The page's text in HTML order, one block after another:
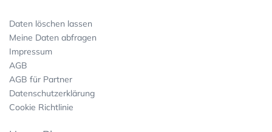
Daten löschen lassen
Meine Daten abfragen
Impressum
AGB
AGB für Partner
Datenschutzerklärung
Cookie Richtlinie